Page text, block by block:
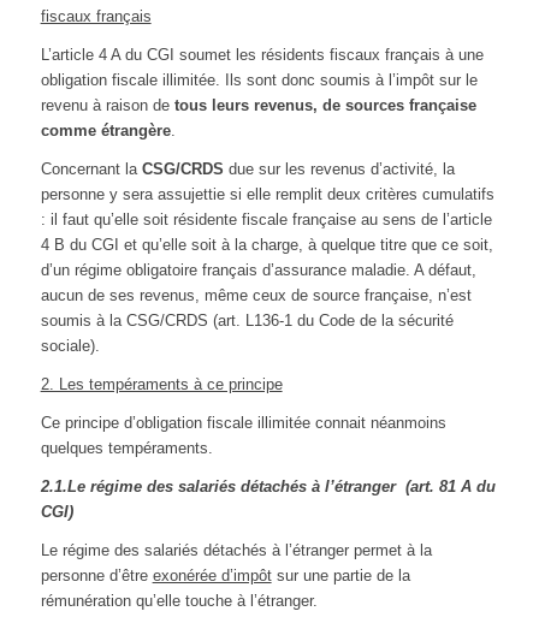
fiscaux français
L’article 4 A du CGI soumet les résidents fiscaux français à une
obligation fiscale illimitée. Ils sont donc soumis à l’impôt sur le
revenu à raison de tous leurs revenus, de sources française
comme étrangère.
Concernant la CSG/CRDS due sur les revenus d’activité, la
personne y sera assujettie si elle remplit deux critères cumulatifs
: il faut qu’elle soit résidente fiscale française au sens de l’article
4 B du CGI et qu’elle soit à la charge, à quelque titre que ce soit,
d’un régime obligatoire français d’assurance maladie. A défaut,
aucun de ses revenus, même ceux de source française, n’est
soumis à la CSG/CRDS (art. L136-1 du Code de la sécurité
sociale).
2. Les tempéraments à ce principe
Ce principe d’obligation fiscale illimitée connait néanmoins
quelques tempéraments.
2.1.Le régime des salariés détachés à l’étranger (art. 81 A du
CGI)
Le régime des salariés détachés à l’étranger permet à la
personne d’être exonérée d’impôtsur une partie de la
rémunération qu’elle touche à l’étranger.